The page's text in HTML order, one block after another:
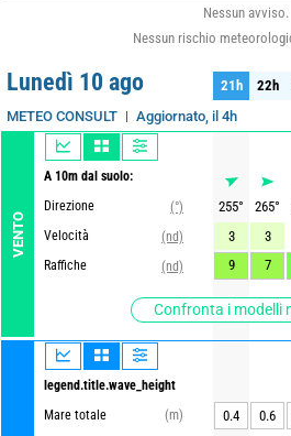
Nessun avviso.
Nessun rischio
Lunedì 10 ago
METEO CONSULT Aggiornato, il 4h
VENTO
A 10m dal suolo:
Direzione
(°)
Velocità
(nd)
Raffiche
(nd)
Confronta i modelli
legend.title.wave_height
Mare totale
(m)
21h 22h
21h 22h
255° 265°
3
3
9
7
0.4 0.6